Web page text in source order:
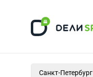
Санкт-Петербург